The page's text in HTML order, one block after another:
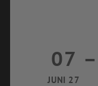
07
JUNI 27
–